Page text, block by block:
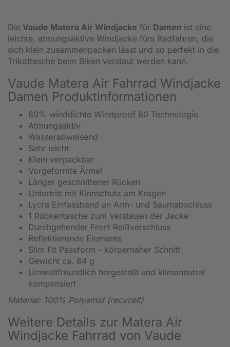
Die Vaude Matera Air Windjacke für Damen ist eine
leichte, atmungsaktive Windjacke fürs Radfahren, die
sich klein zusammenpacken lässt und so perfekt in die
Trikottasche beim Biken verstaut werden kann.
Vaude Matera Air Fahrrad Windjacke
Damen Produktinformationen
80% winddichte Windproof 80 Technologie
Atmungsaktiv
Wasserabweisend
Sehr leicht
Klein verpackbar
Vorgeformte Ärmel
Länger geschnittener Rücken
Untertritt mit Kinnschutz am Kragen
Lycra Einfassband an Arm- und Saumabschluss
1 Rückentasche zum Verstauen der Jacke
Durchgehender Front Reißverschluss
Reflektierende Elemente
Slim Fit Passform - körpernaher Schnitt
Gewicht ca. 84 g
Umweltfreundlich hergestellt und klimaneutral
kompensiert
Material: 100% Polyamid (recycelt)
Weitere Details zur Matera Air
Windjacke Fahrrad von Vaude